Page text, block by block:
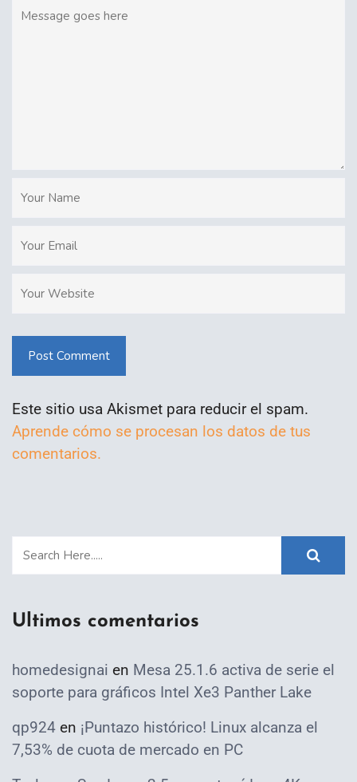
Post Comment
Este sitio usa Akismet para reducir el spam.
Aprende cómo se procesan los datos de tus
comentarios.
Ultimos comentarios
homedesignai en Mesa 25.1.6 activa de serie el
soporte para gráficos Intel Xe3 Panther Lake
qp924 en ¡Puntazo histórico! Linux alcanza el
7,53% de cuota de mercado en PC